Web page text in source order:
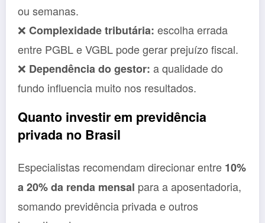
ou semanas.
❌ Complexidade tributária: escolha errada
entre PGBL e VGBL pode gerar prejuízo fiscal.
❌ Dependência do gestor: a qualidade do
fundo influencia muito nos resultados.
Quanto investir em previdência
privada no Brasil
Especialistas recomendam direcionar entre 10%
a 20% da renda mensal para a aposentadoria,
somando previdência privada e outros